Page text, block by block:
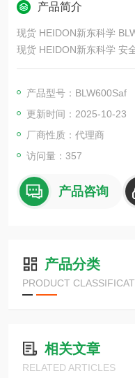
产品简介
现货 HEIDON新东科学
现货 HEIDON新东科学 安
三一电机 Ex 是三一电机
的外壳，甚至采用隔爆防爆
从而诞生了耐压防爆搅拌
产品型号：BLW600Saf
更新时间：2025-10-23
厂商性质：代理商
访问量：357
产品咨询
产品分类
PRODUCT
相关文章
RELATED ARTICLES